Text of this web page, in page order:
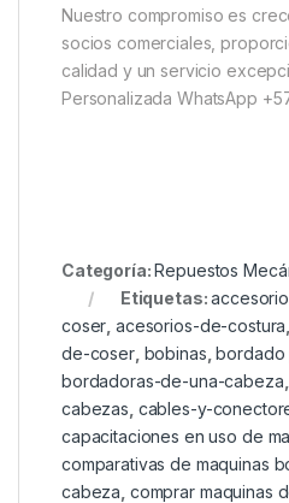
Nuestro compromiso es
socios comerciales,
calidad y un servicio
Personalizada WhatsApp
Categoría:Repuestos
Etiquetas:
coser ,acesorios-de-costura
de-coser, bobinas ,bordado
bordadoras-de-una-cabeza
cabezas cables-y-
capacitaciones en uso de
comparativas de maquinas
cabeza comprar maquinas